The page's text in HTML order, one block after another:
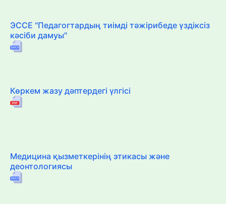
ЭССЕ "Педагогтардың тиімді тәжірибеде үздіксіз
кәсіби дамуы"
Көркем жазу дәптердегі үлгісі
Медицина қызметкерінің этикасы және
деонтологиясы